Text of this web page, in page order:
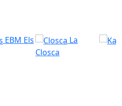
EBM Els
La
Closca